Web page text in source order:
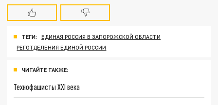
ТЕГИ:
ЕДИНАЯ РОССИЯ В ЗАПОРОЖСКОЙ ОБЛАСТИ
РЕГОТДЕЛЕНИЯ ЕДИНОЙ РОССИИ
ЧИТАЙТЕ ТАКЖЕ:
Технофашисты XXI века